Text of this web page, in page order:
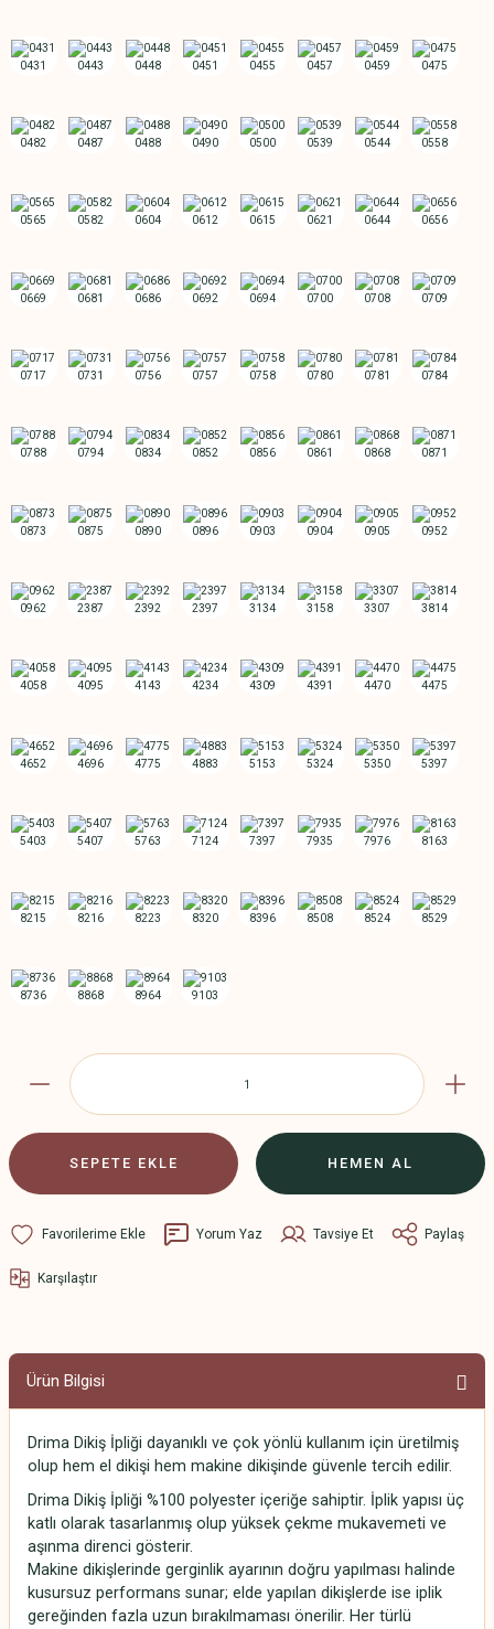
SEPETE EKLE HEMEN AL
Yorum Yaz Tavsiye Et Paylaş
Karşılaştır
Ürün Bilgisi
Drima Dikiş İpliği dayanıklı ve çok yönlü kullanım için üretilmiş
olup hem el dikişi hem makine dikişinde güvenle tercih edilir.
Drima Dikiş İpliği %100 polyester içeriğe sahiptir. İplik yapısı üç
katlı olarak tasarlanmış olup yüksek çekme mukavemeti ve
aşınma direnci gösterir.
Makine dikişlerinde gerginlik ayarının doğru yapılması halinde
kusursuz performans sunar; elde yapılan dikişlerde ise iplik
gereğinden fazla uzun bırakılmaması önerilir. Her türlü